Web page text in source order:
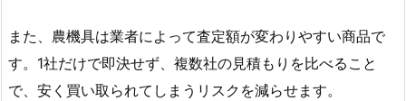
また、農機具は業者によって査定額が変わりやすい商品で
す。1社だけで即決せず、複数社の見積もりを比べること
で、安く買い取られてしまうリスクを減らせます。